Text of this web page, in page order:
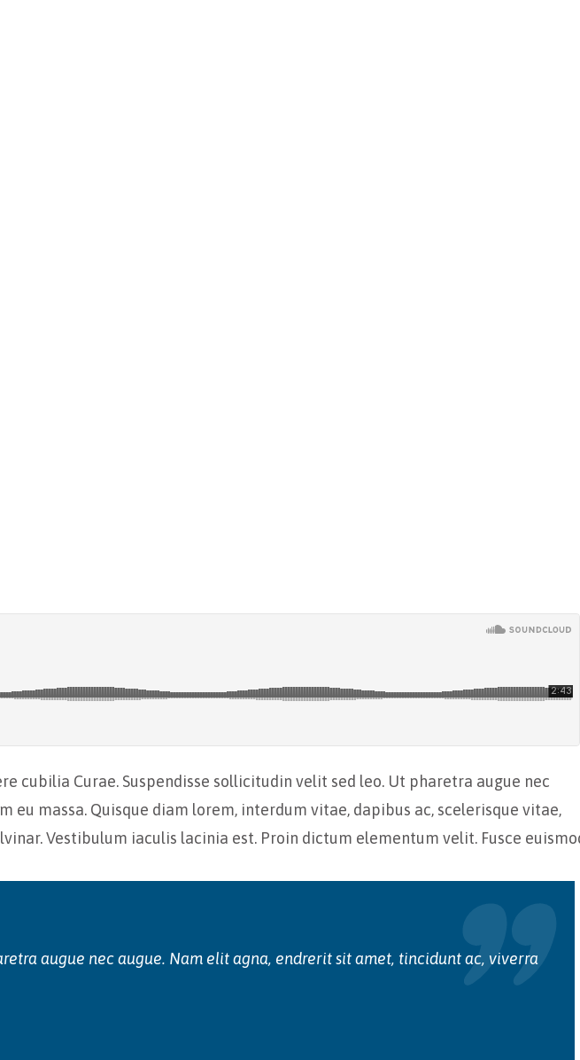
cubilia Curae. Suspendisse sollicitudin velit sed leo. Ut pharetra augue nec
massa. Quisque diam lorem, interdum vitae, dapibus ac, scelerisque vitae,
Vestibulum iaculis lacinia est. Proin dictum elementum velit. Fusce
augue nec augue. Nam elit agna, endrerit sit amet, tincidunt ac, viverra